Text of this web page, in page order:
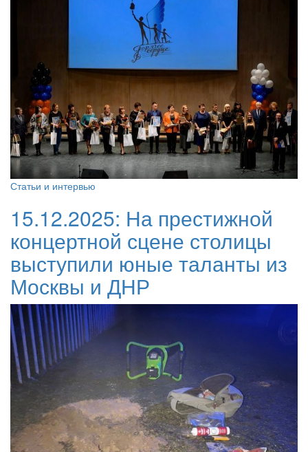
Статьи и интервью
15.12.2025: На престижной
концертной сцене столицы
выступили юные таланты из
Москвы и ДНР